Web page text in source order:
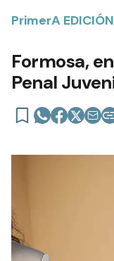
PrimerA
Formosa,
Penal